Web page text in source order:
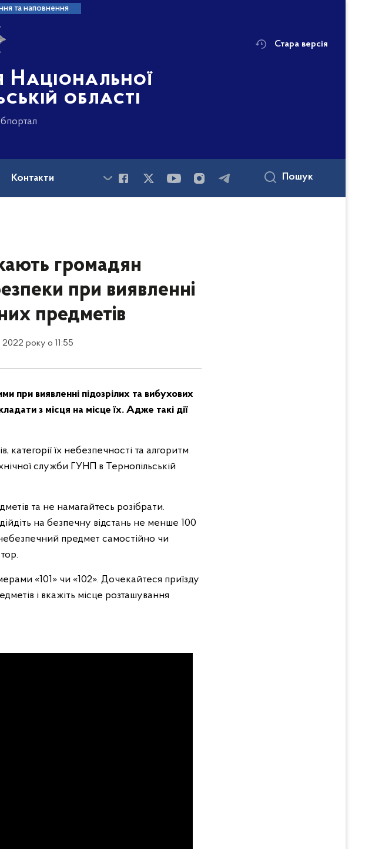
та наповнення
Національної
області
Стара версія
Контакти Пошук
громадян
при виявленні
предметів
року о 11:55
при виявленні підозрілих та вибухових
з місця на місце їх. Адже такі дії
їх небезпечності та алгоритм
служби ГУНП в Тернопільській
та не намагайтесь розібрати.
на безпечну відстань не менше 100
предмет самостійно чи
«101» чи «102». Дочекайтеся приїзду
і вкажіть місце розташування